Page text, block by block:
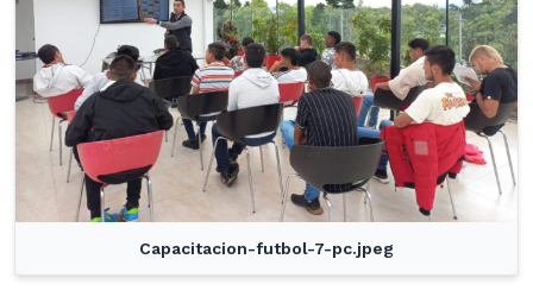
Capacitacion-futbol-7-pc.jpeg